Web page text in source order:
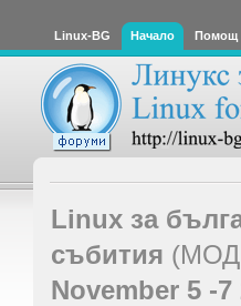
Linux-BG Начало Помощ
Linux за
събития
November 5 -